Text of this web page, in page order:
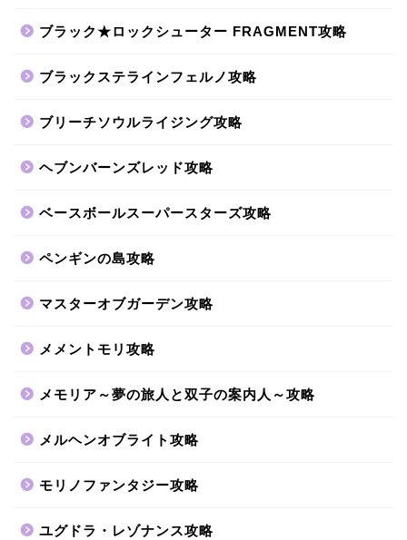
ブラック★ロックシューター FRAGMENT攻略
ブラックステラインフェルノ攻略
ブリーチソウルライジング攻略
ヘブンバーンズレッド攻略
ベースボールスーパースターズ攻略
ペンギンの島攻略
マスターオブガーデン攻略
メメントモリ攻略
メモリア～夢の旅人と双子の案内人～攻略
メルヘンオブライト攻略
モリノファンタジー攻略
ユグドラ・レゾナンス攻略